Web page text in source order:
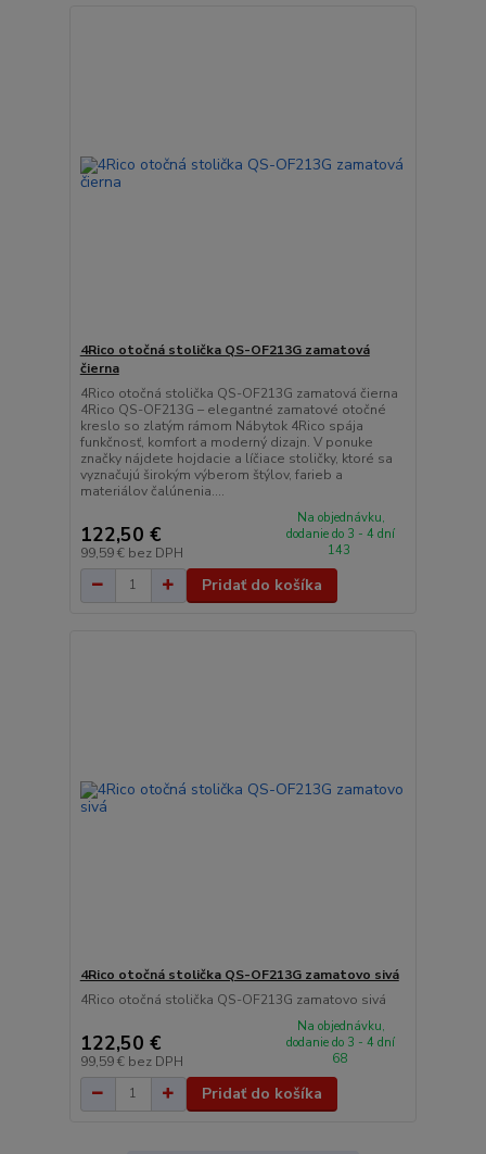
4Rico otočná stolička QS-OF213G zamatová
čierna
4Rico otočná stolička QS-OF213G zamatová čierna
4Rico QS-OF213G – elegantné zamatové otočné
kreslo so zlatým rámom Nábytok 4Rico spája
funkčnosť, komfort a moderný dizajn. V ponuke
značky nájdete hojdacie a líčiace stoličky, ktoré sa
vyznačujú širokým výberom štýlov, farieb a
materiálov čalúnenia....
122,50 €
99,59 € bez DPH
Na objednávku,
dodanie do 3 - 4 dní
143
Pridať do košíka
4Rico otočná stolička QS-OF213G zamatovo sivá
4Rico otočná stolička QS-OF213G zamatovo sivá
122,50 €
99,59 € bez DPH
Na objednávku,
dodanie do 3 - 4 dní
68
Pridať do košíka